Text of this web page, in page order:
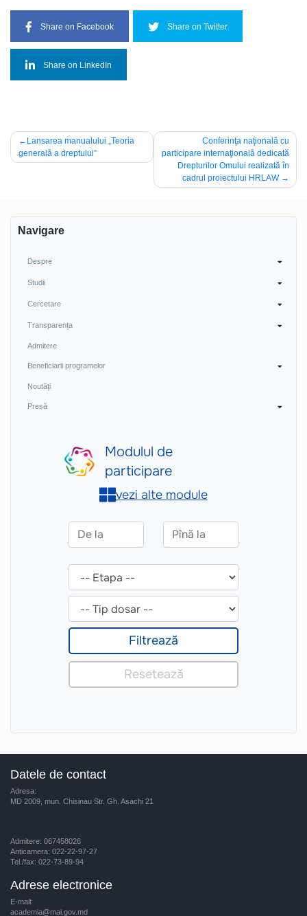
Share on Facebook Share on Twitter
Share on LinkedIn
Navigare
în
Lansarea manualului „Teoria
generală a dreptului”
Conferinţa naţională cu
participare internaţională dedicată
Drepturilor Omului realizată în
cadrul proiectului HRLAW
Navigare
Despre
Studii
Cercetare
Transparența
Admitere
Beneficiarii programelor
Noutăți
Presă
Datele de contact
Adresa:
MD 2009, mun. Chisinau Str. Gh. Asachi 21
Admitere: 067458026
Anticamera: 022-22-97-27
Tel./fax: 022-73-89-94
Adrese electronice
E-mail:
academia@mai.gov.md